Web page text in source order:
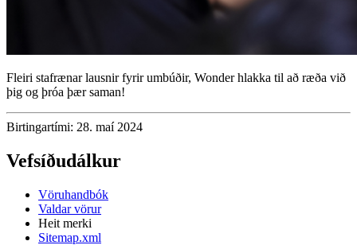
Fleiri stafrænar lausnir fyrir umbúðir, Wonder hlakka til að ræða við
þig og þróa þær saman!
Birtingartími: 28. maí 2024
Vefsíðudálkur
Vöruhandbók
Valdar vörur
Heit merki
Sitemap.xml